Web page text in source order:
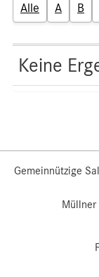
Alle A B
Keine
Gemeinnützige